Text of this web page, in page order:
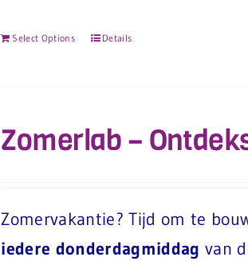
Select Options Details
Zomerlab –
Zomervakantie? Tijd om te
iedere donderdagmiddag van